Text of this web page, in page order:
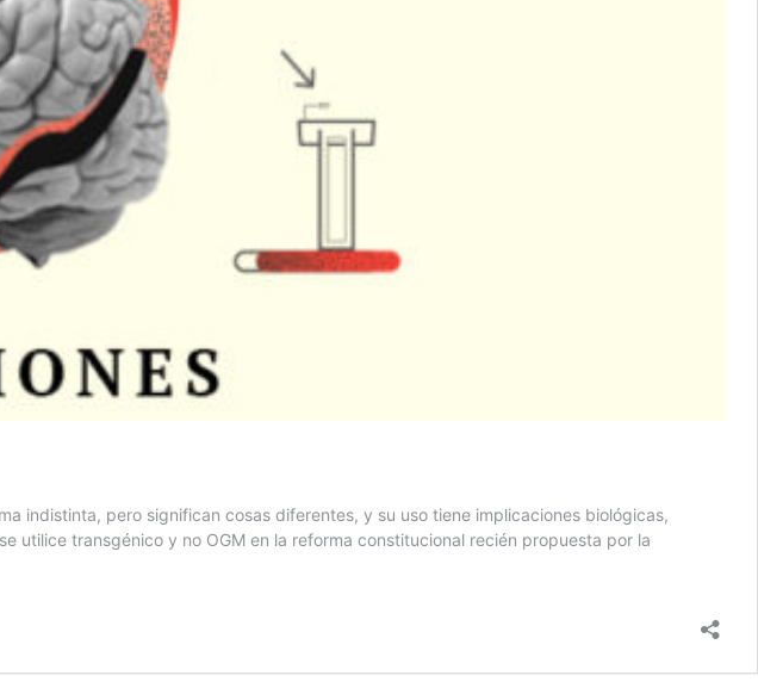
indistinta, pero significan cosas diferentes, y su uso tiene implicaciones biológicas,
utilice transgénico y no OGM en la reforma constitucional recién propuesta por la